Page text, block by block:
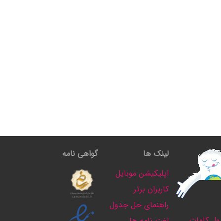
لینک ها
اپلیکیشن موبایل
کاربران برتر
راهنمای حل جدول
گواهی نامه